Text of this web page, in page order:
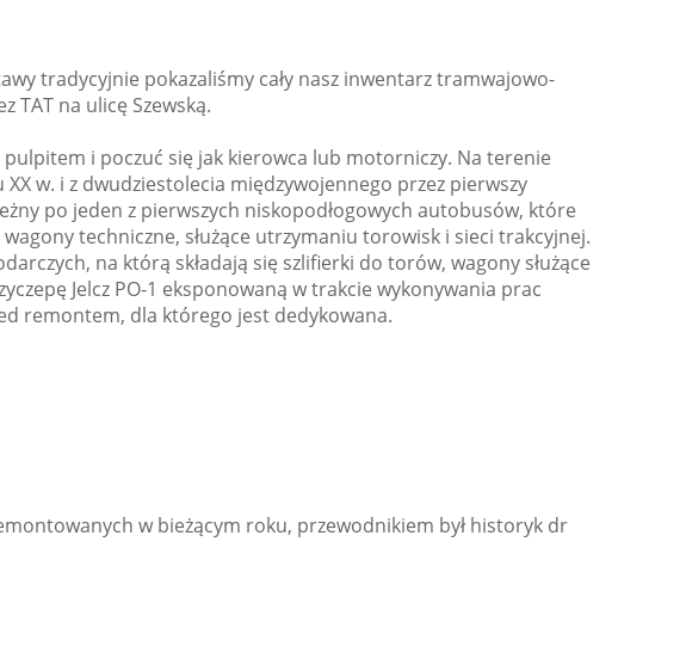
tradycyjnie pokazaliśmy cały nasz inwentarz tramwajowo-
TAT na ulicę Szewską.
i poczuć się jak kierowca lub motorniczy. Na terenie
w. i z dwudziestolecia międzywojennego przez pierwszy
po jeden z pierwszych niskopodłogowych autobusów, które
techniczne, służące utrzymaniu torowisk i sieci trakcyjnej.
na którą składają się szlifierki do torów, wagony służące
Jelcz PO-1 eksponowaną w trakcie wykonywania prac
remontem, dla którego jest dedykowana.
w bieżącym roku, przewodnikiem był historyk dr